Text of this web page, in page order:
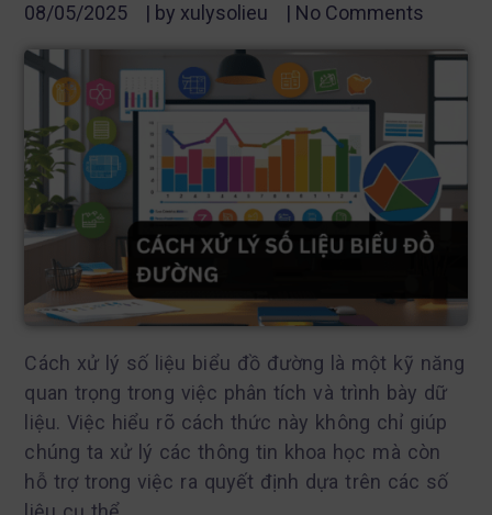
08/05/2025 | by xulysolieu | No Comments
Cách xử lý số liệu biểu đồ đường là một kỹ năng
quan trọng trong việc phân tích và trình bày dữ
liệu. Việc hiểu rõ cách thức này không chỉ giúp
chúng ta xử lý các thông tin khoa học mà còn
hỗ trợ trong việc ra quyết định dựa trên các số